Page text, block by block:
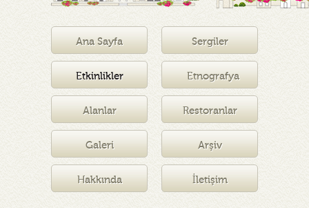
Ana Sayfa Sergiler
Etkinlikler Etnografya
Müzesi
Alanlar Restoranlar
Galeri Arşiv
Hakkında İletişim